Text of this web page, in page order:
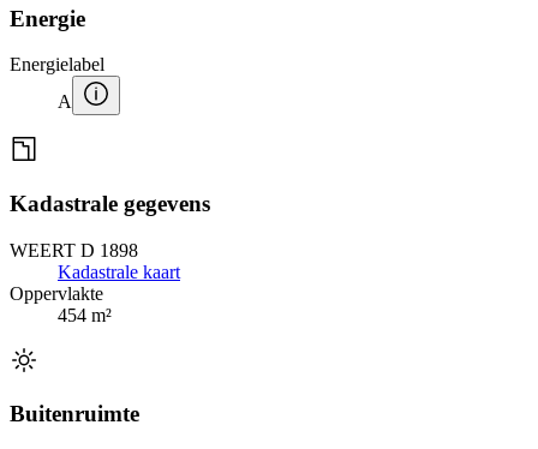
Energie
Energielabel
A
Kadastrale gegevens
WEERT D 1898
Kadastrale kaart
Oppervlakte
454 m²
Buitenruimte